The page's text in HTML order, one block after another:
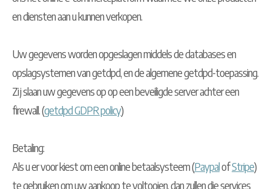
en diensten aan u kunnen verkopen.
Uw gegevens worden opgeslagen middels de databases en
opslagsystemen van getdpd, en de algemene getdpd-toepassing.
Zij slaan uw gegevens op op een beveiligde server achter een
firewall. (getdpd GDPR policy)
Betaling:
Als u er voor kiest om een online betaalsysteem (PaypalofStripe)
te gebruiken om uw aankoop te voltooien, dan zullen die services